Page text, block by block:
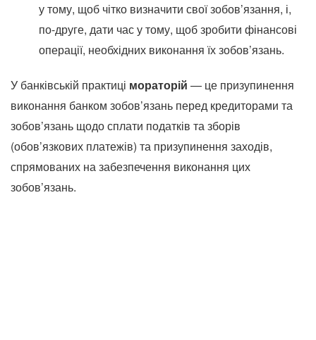
у тому, щоб чітко визначити свої зобов’язання, і,
по-друге, дати час у тому, щоб зробити фінансові
операції, необхідних виконання їх зобов’язань.
У банківській практиці мораторій — це призупинення
виконання банком зобов’язань перед кредиторами та
зобов’язань щодо сплати податків та зборів
(обов’язкових платежів) та призупинення заходів,
спрямованих на забезпечення виконання цих
зобов’язань.